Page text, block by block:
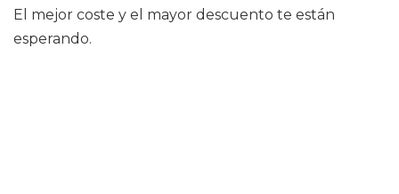
El mejor coste y el mayor descuento te están
esperando.